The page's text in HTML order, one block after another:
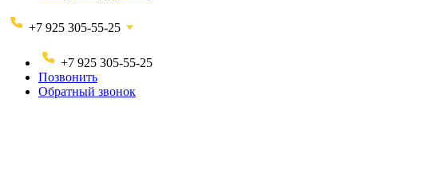
+7 925 305-55-25
+7 925 305-55-25
Позвонить
Обратный звонок